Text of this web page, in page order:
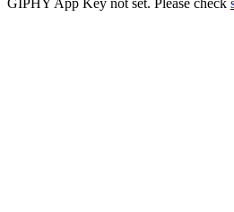
GIPHY App Key not set. Please check